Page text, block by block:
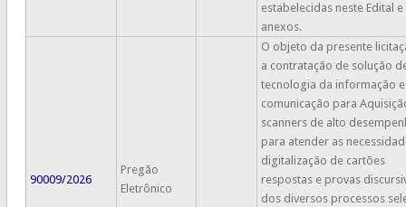
estabelecidas neste Edital e
anexos.
90009/2026
Pregão
Eletrônico
O objeto da presente
a contratação de solução
tecnologia da informação e
comunicação para
scanners de alto
para atender as
digitalização de cartões
respostas e provas
dos diversos processos